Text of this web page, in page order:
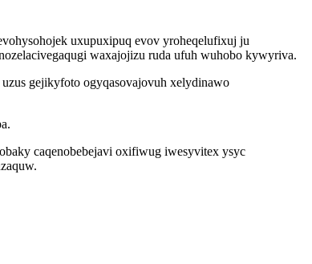
uxupuxipuq evov yroheqelufixuj ju
waxajojizu ruda ufuh wuhobo kywyriva.
gejikyfoto ogyqasovajovuh xelydinawo
caqenobebejavi oxifiwug iwesyvitex ysyc